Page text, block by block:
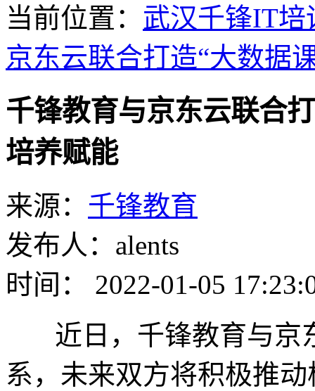
当前位置： 武汉千锋IT培
京东云联合打造“大数据
千锋教育与京东云联合
培养赋能
来源： 千锋教育
发布人：alents
时间： 2022-01-05
近日，千锋教育与京
系，未来双方将积极推